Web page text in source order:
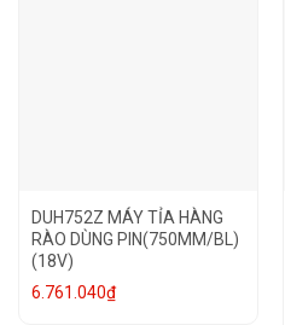
DUH752Z MÁY TỈA HÀNG
RÀO DÙNG PIN(750MM/BL)
(18V)
6.761.040₫